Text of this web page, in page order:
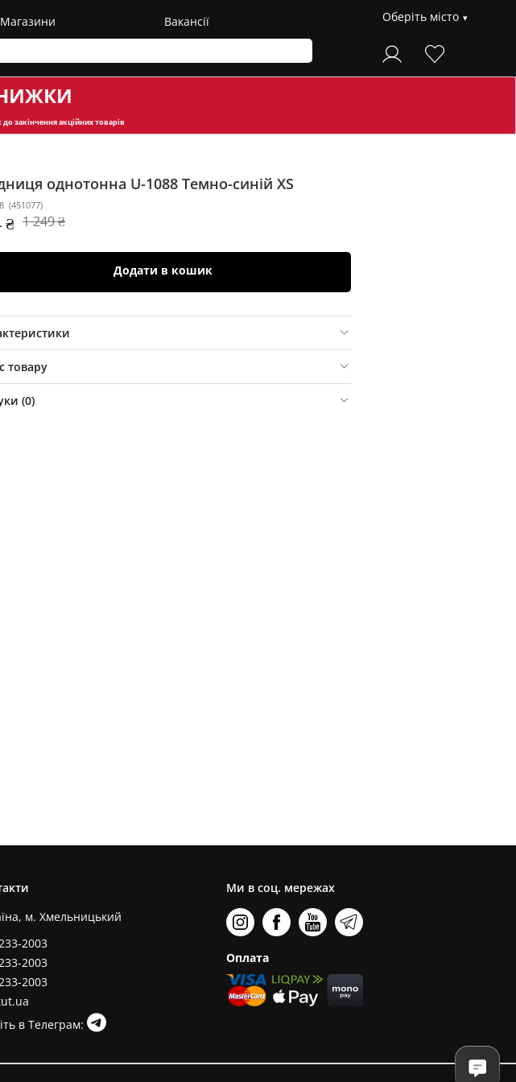
Магазини Вакансії Оберіть місто
закінчення акційних товарів
однотонна U-1088 Темно-синій XS
(451077)
₴ 1 249 ₴
Додати в кошик
товару
(0)
м. Хмельницький
2003
2003
2003
в Телеграм:
Ми в соц. мережах
Оплата